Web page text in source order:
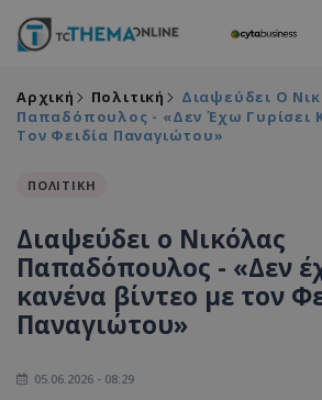
Αρχική Πολιτική
Διαψεύδει Ο
Παπαδόπουλος - «Δεν Έχω Γυρίσει
Τον Φειδία Παναγιώτου»
ΠΟΛΙΤΙΚΗ
Διαψεύδει ο Νικόλας
Παπαδόπουλος - «Δεν
κανένα βίντεο με τον
Παναγιώτου»
05.06.2026 - 08:29